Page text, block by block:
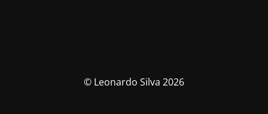
© Leonardo Silva 2026